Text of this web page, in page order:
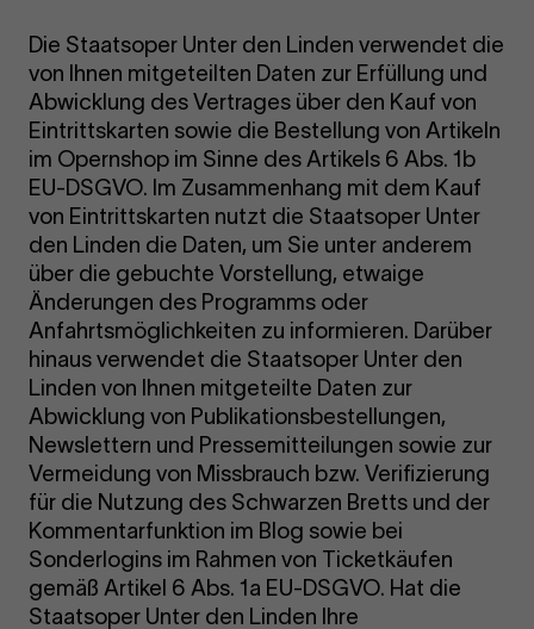
Die Staatsoper Unter den Linden verwendet die
von Ihnen mitgeteilten Daten zur Erfüllung und
Abwicklung des Vertrages über den Kauf von
Eintrittskarten sowie die Bestellung von Artikeln
im Opernshop im Sinne des Artikels 6 Abs. 1b
EU-DSGVO. Im Zusammenhang mit dem Kauf
von Eintrittskarten nutzt die Staatsoper Unter
den Linden die Daten, um Sie unter anderem
über die gebuchte Vorstellung, etwaige
Änderungen des Programms oder
Anfahrtsmöglichkeiten zu informieren. Darüber
hinaus verwendet die Staatsoper Unter den
Linden von Ihnen mitgeteilte Daten zur
Abwicklung von Publikationsbestellungen,
Newslettern und Pressemitteilungen sowie zur
Vermeidung von Missbrauch bzw. Verifizierung
für die Nutzung des Schwarzen Bretts und der
Kommentarfunktion im Blog sowie bei
Sonderlogins im Rahmen von Ticketkäufen
gemäß Artikel 6 Abs. 1a EU-DSGVO. Hat die
Staatsoper Unter den Linden Ihre